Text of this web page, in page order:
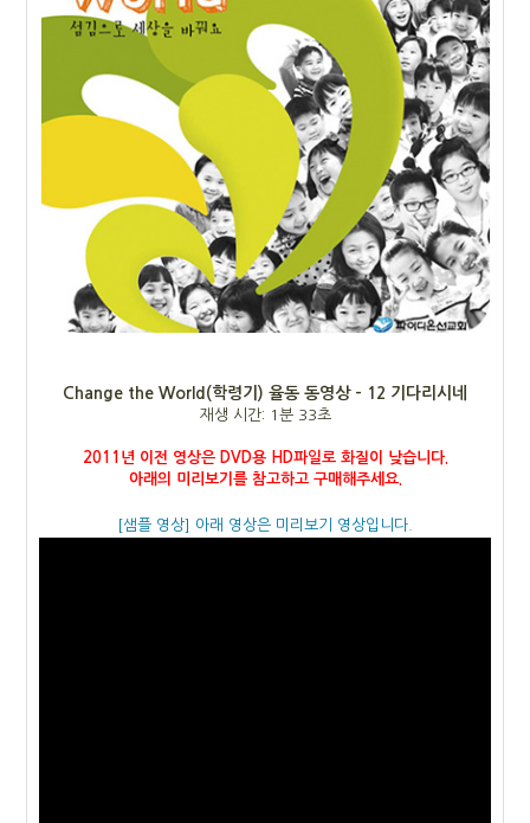
Change the World(학령기) 율동 동영상 - 12 기다리시네
재생 시간: 1분 33초
2011년 이전 영상은 DVD용 HD파일로 화질이 낮습니다.
아래의 미리보기를 참고하고 구매해주세요.
[샘플 영상] 아래 영상은 미리보기 영상입니다.